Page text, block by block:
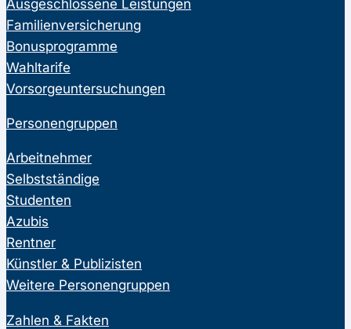
Ausgeschlossene Leistungen
Familienversicherung
Bonusprogramme
Wahltarife
Vorsorgeuntersuchungen
Personengruppen
Arbeitnehmer
Selbstständige
Studenten
Azubis
Rentner
Künstler & Publizisten
Weitere Personengruppen
Zahlen & Fakten